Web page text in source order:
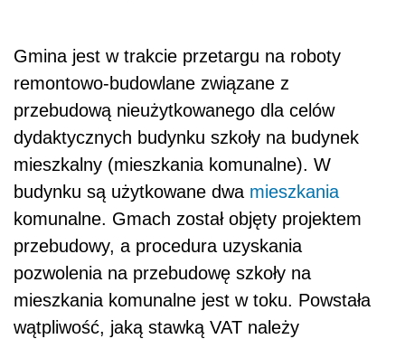
Gmina jest w trakcie przetargu na roboty
remontowo-budowlane związane z
przebudową nieużytkowanego dla celów
dydaktycznych budynku szkoły na budynek
mieszkalny (mieszkania komunalne). W
budynku są użytkowane dwa mieszkania
komunalne. Gmach został objęty projektem
przebudowy, a procedura uzyskania
pozwolenia na przebudowę szkoły na
mieszkania komunalne jest w toku. Powstała
wątpliwość, jaką stawką VAT należy